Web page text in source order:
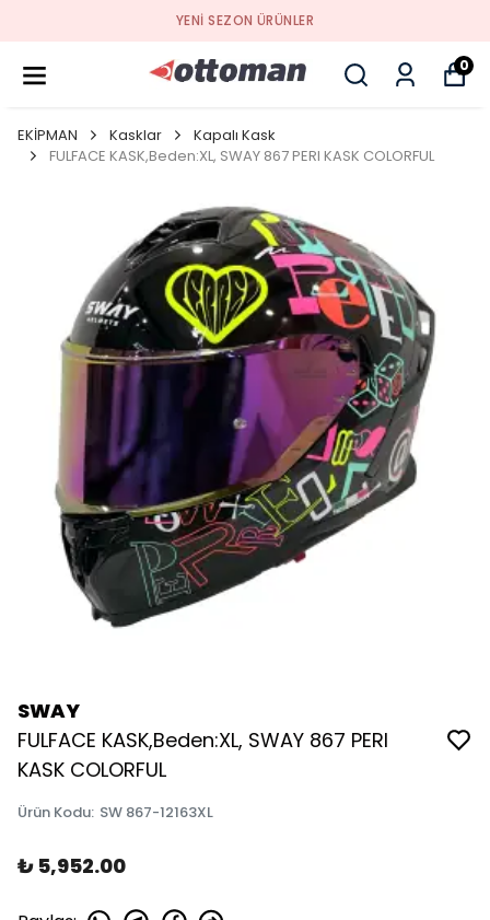
YENI SEZON ÜRÜNLER
0
EKİPMAN Kasklar
Kapalı Kask
FULFACE KASK,Beden:XL, SWAY 867 PERI KASK COLORFUL
SWAY
FULFACE KASK,Beden:XL, SWAY 867 PERI
KASK COLORFUL
Ürün Kodu: SW 867-12163XL
₺ 5,952.00